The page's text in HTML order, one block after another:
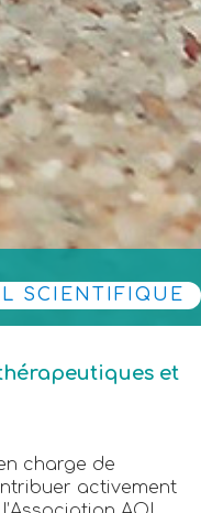
SCIENTIFIQUE
et
charge de
activement